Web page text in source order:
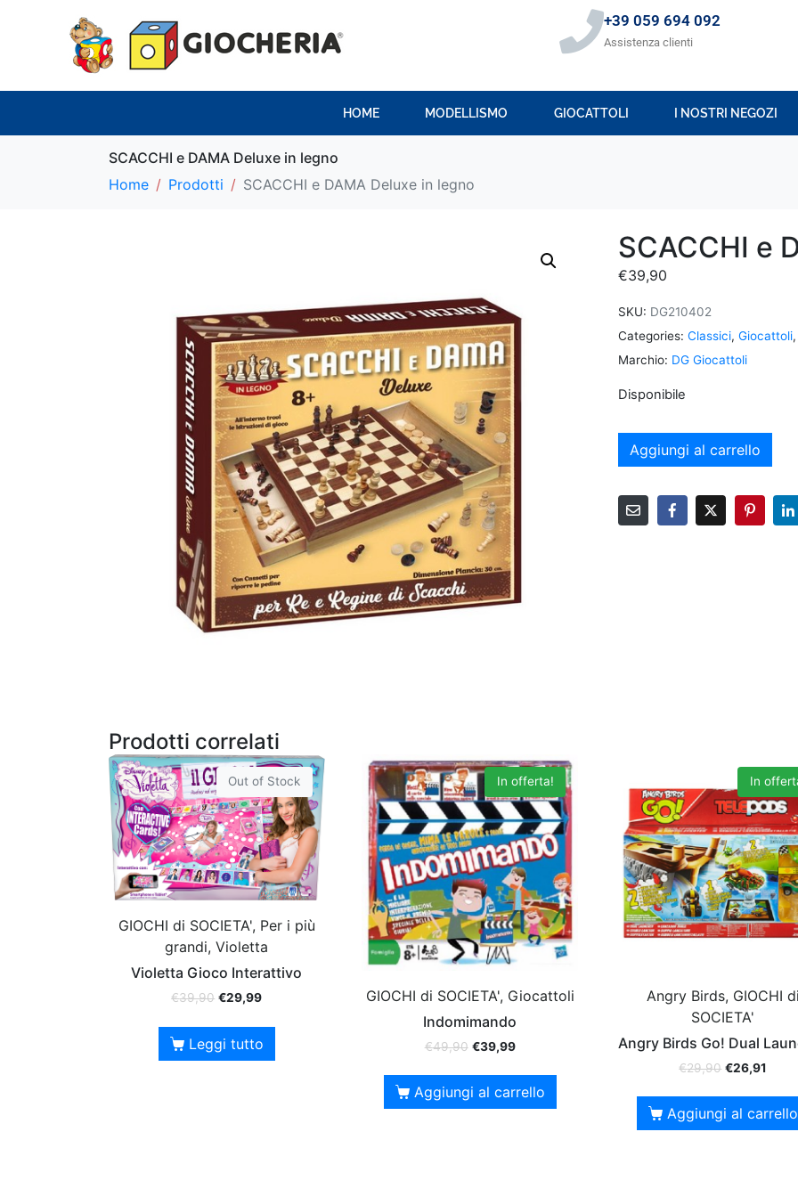
+39 059 694 092
Assistenza clienti
HOME MODELLISMO GIOCATTOLI I NOSTRI NEGOZI
SCACCHI e DAMA Deluxe in legno
Home
Prodotti SCACCHI e DAMA Deluxe in legno
SCACCHI e
€39,90
SKU: DG210402
Categories: Classici, Giocattoli
Marchio: DG Giocattoli
Disponibile
Aggiungi al carrello
Prodotti correlati
Out of Stock
GIOCHI di SOCIETA', Per i più
grandi, Violetta
Violetta Gioco Interattivo
€39,90 €29,99
Leggi tutto
In offerta!
GIOCHI di SOCIETA', Giocattoli
Indomimando
€49,90 €39,99
Aggiungi al carrello
In
Angry Birds, GIOCHI
SOCIETA'
Angry Birds Go! Dual
€29,90 €26,91
Aggiungi al carrello